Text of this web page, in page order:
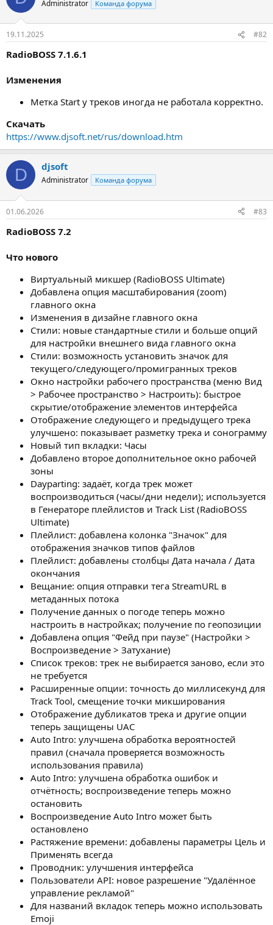
Administrator Команда форума
19.11.2025 #82
RadioBOSS 7.1.6.1
Изменения
Метка Start у треков иногда не работала корректно.
Скачать
https://www.djsoft.net/rus/download.htm
D djsoft
Administrator Команда форума
01.06.2026 #83
RadioBOSS 7.2
Что нового
Виртуальный микшер (RadioBOSS Ultimate)
Добавлена опция масштабирования (zoom)
главного окна
Изменения в дизайне главного окна
Стили: новые стандартные стили и больше опций
для настройки внешнего вида главного окна
Стили: возможность установить значок для
текущего/следующего/промигранных треков
Окно настройки рабочего пространства (меню Вид
> Рабочее пространство > Настроить): быстрое
скрытие/отображение элементов интерфейса
Отображение следующего и предыдущего трека
улучшено: показывает разметку трека и сонограмму
Новый тип вкладки: Часы
Добавлено второе дополнительное окно рабочей
зоны
Dayparting: задаёт, когда трек может
воспроизводиться (часы/дни недели); используется
в Генераторе плейлистов и Track List (RadioBOSS
Ultimate)
Плейлист: добавлена колонка "Значок" для
отображения значков типов файлов
Плейлист: добавлены столбцы Дата начала / Дата
окончания
Вещание: опция отправки тега StreamURL в
метаданных потока
Получение данных о погоде теперь можно
настроить в настройках; получение по геопозиции
Добавлена опция "Фейд при паузе" (Настройки >
Воспроизведение > Затухание)
Список треков: трек не выбирается заново, если это
не требуется
Расширенные опции: точность до миллисекунд для
Track Tool, смещение точки микширования
Отображение дубликатов трека и другие опции
теперь защищены UAC
Auto Intro: улучшена обработка вероятностей
правил (сначала проверяется возможность
использования правила)
Auto Intro: улучшена обработка ошибок и
отчётность; воспроизведение теперь можно
остановить
Воспроизведение Auto Intro может быть
остановлено
Растяжение времени: добавлены параметры Цель и
Применять всегда
Проводник: улучшения интерфейса
Пользователи API: новое разрешение "Удалённое
управление рекламой"
Для названий вкладок теперь можно использовать
Emoji